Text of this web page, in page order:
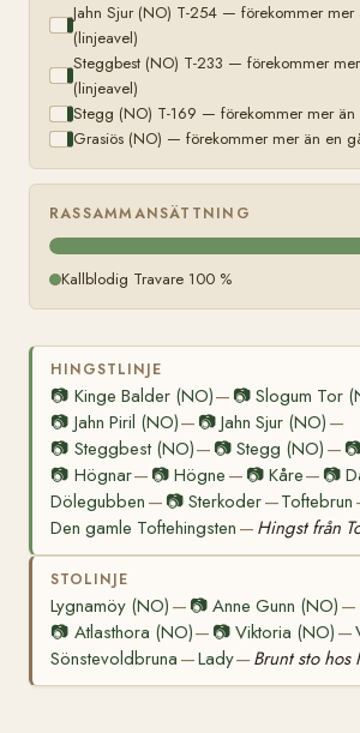
Jahn Sjur (NO) T-254 — förekommer
(linjeavel)
Steggbest (NO) T-233 — förekommer
(linjeavel)
Stegg (NO) T-169 — förekommer mer än
Grasiös (NO) — förekommer mer än en
RASSAMMANSÄTTNING
Kallblodig Travare 100 %
HINGSTLINJE
📷 Kinge Balder (NO)— 📷Slogum Tor
📷 Jahn Piril (NO)— 📷Jahn Sjur (NO) —
📷 Steggbest (NO)— 📷Stegg (NO) —
📷 Högnar— 📷Högne — 📷 Kåre— 📷
Dölegubben — 📷Sterkoder—Toftebrun
Den gamle Toftehingsten — Hingst från
STOLINJE
Lygnamöy (NO) — 📷Anne Gunn (NO) —
📷 Atlasthora (NO)— 📷Viktoria (NO) —
Sönstevoldbruna —Lady— Brunt sto hos